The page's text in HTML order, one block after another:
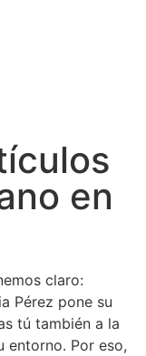
en
claro:
Pérez pone su
tú también a la
entorno. Por eso,